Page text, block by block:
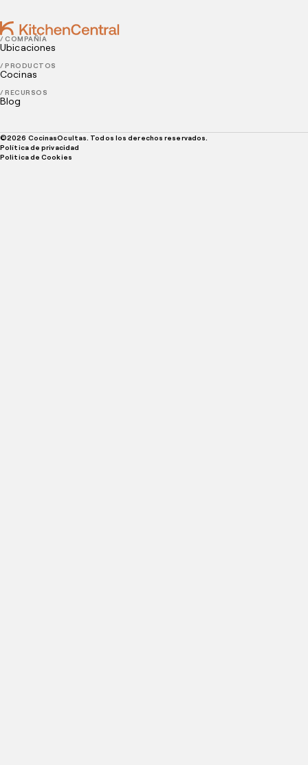
/ COMPAÑÍA
Ubicaciones
/ PRODUCTOS
Cocinas
/ RECURSOS
Blog
©2026 CocinasOcultas. Todos los derechos reservados.
Política de privacidad
Politica de Cookies